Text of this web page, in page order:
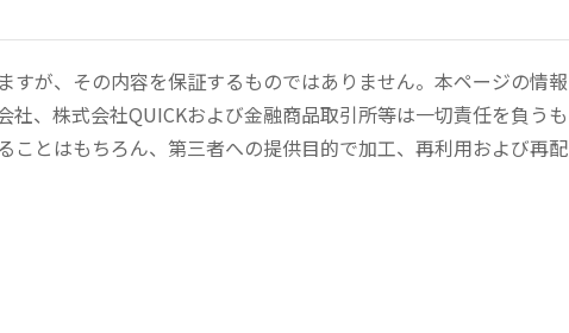
が、その内容を保証するものではありません。本ページの情報
、株式会社QUICKおよび金融商品取引所等は一切責任を負うも
とはもちろん、第三者への提供目的で加工、再利用および再配